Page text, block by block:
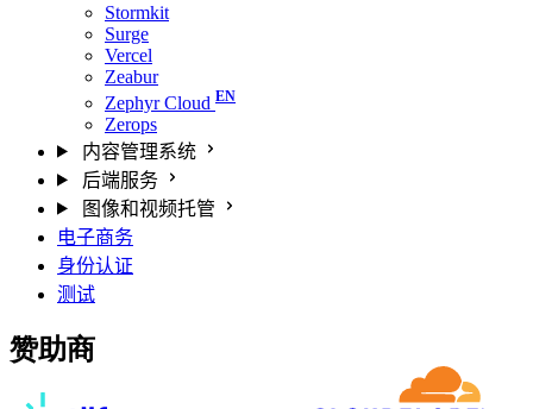
Stormkit
Surge
Vercel
Zeabur
Zephyr Cloud
Zerops
内容管理系统
后端服务
图像和视频托管
电子商务
身份认证
测试
赞助商